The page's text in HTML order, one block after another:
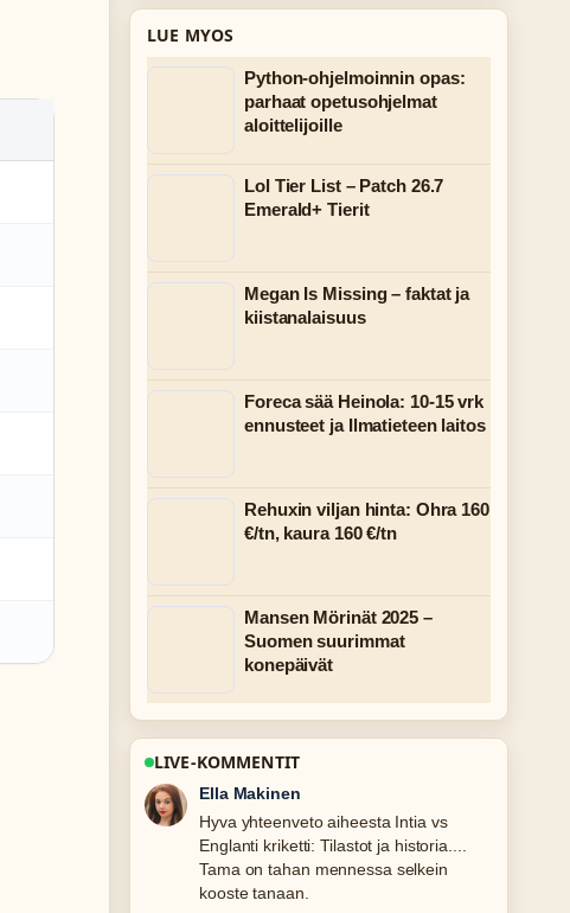
LUE MYOS
Python-ohjelmoinnin opas:
parhaat opetusohjelmat
aloittelijoille
Lol Tier List – Patch 26.7
Emerald+ Tierit
Megan Is Missing – faktat ja
kiistanalaisuus
Foreca sää Heinola: 10-15 vrk
ennusteet ja Ilmatieteen laitos
Rehuxin viljan hinta: Ohra 160
€/tn, kaura 160 €/tn
Mansen Mörinät 2025 –
Suomen suurimmat
konepäivät
LIVE-KOMMENTIT
Joonas Kallio
Seuraan iik week Linnanmäki 2026 –
päivämäärät ja...-lahetysta tarkasti –
arvostan tasapainoista savyja.
6 MIN SITTEN